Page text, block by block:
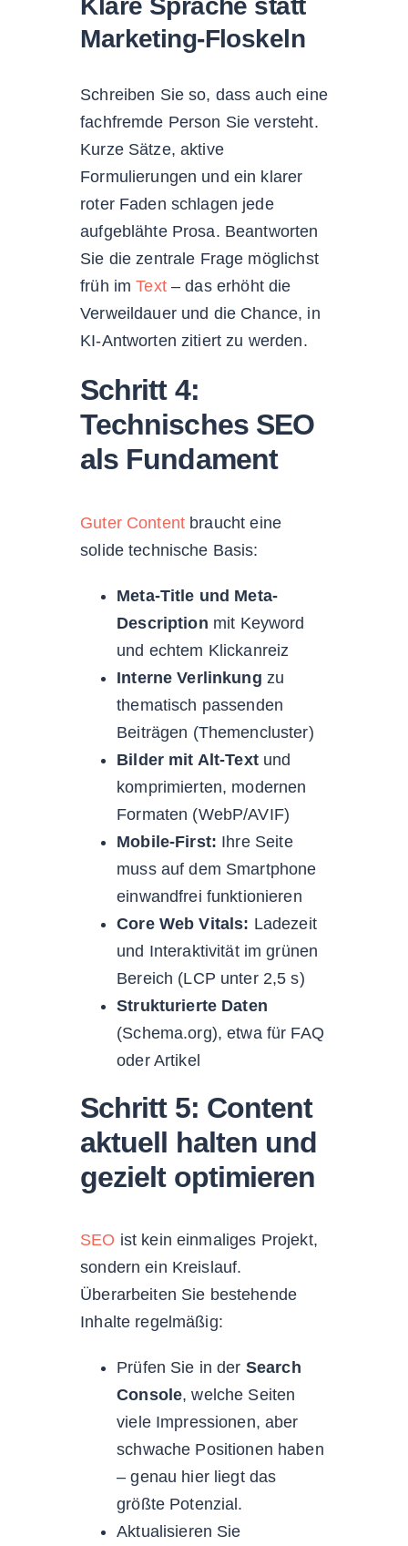
Klare Sprache statt
Marketing-Floskeln
Schreiben Sie so, dass auch eine
fachfremde Person Sie versteht.
Kurze Sätze, aktive
Formulierungen und ein klarer
roter Faden schlagen jede
aufgeblähte Prosa. Beantworten
Sie die zentrale Frage möglichst
früh imText– das erhöht die
Verweildauer und die Chance, in
KI-Antworten zitiert zu werden.
Schritt 4:
Technisches SEO
als Fundament
Guter Content braucht eine
solide technische Basis:
Meta-Title und Meta-
Description mit Keyword
und echtem Klickanreiz
Interne Verlinkung zu
thematisch passenden
Beiträgen (Themencluster)
Bilder mit Alt-Textund
komprimierten, modernen
Formaten (WebP/AVIF)
Mobile-First: Ihre Seite
muss auf dem Smartphone
einwandfrei funktionieren
Core Web Vitals: Ladezeit
und Interaktivität im grünen
Bereich (LCP unter 2,5 s)
Strukturierte Daten
(Schema.org), etwa für FAQ
oder Artikel
Schritt 5: Content
aktuell halten und
gezielt optimieren
SEO ist kein einmaliges Projekt,
sondern ein Kreislauf.
Überarbeiten Sie bestehende
Inhalte regelmäßig:
Prüfen Sie in der Search
Console, welche Seiten
viele Impressionen, aber
schwache Positionen haben
– genau hier liegt das
größte Potenzial.
Aktualisieren Sie